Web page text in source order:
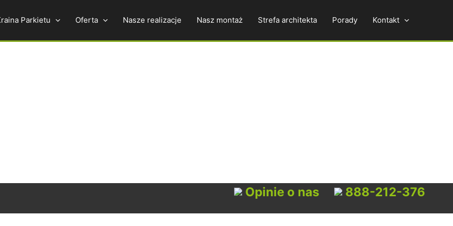
Parkietu Oferta Nasze realizacje Nasz montaż Strefa architekta Porady Kontakt
888-212-376
Opinie o nas